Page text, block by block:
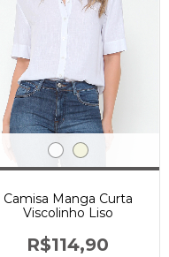
Camisa Manga Curta
Viscolinho Liso
R$114,90